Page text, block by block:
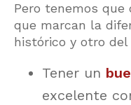
Pero tenemos
que marcan la
histórico y otro del
Tener un
excelente